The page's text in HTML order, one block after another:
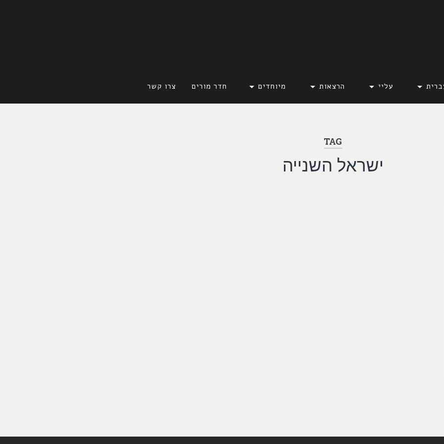
עליי הרצאות מיוחדים חדר מורים צרו קשר
TAG
ישראל השנייה